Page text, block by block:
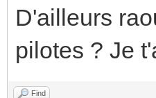
D'ailleurs
pilotes ? Je
Find